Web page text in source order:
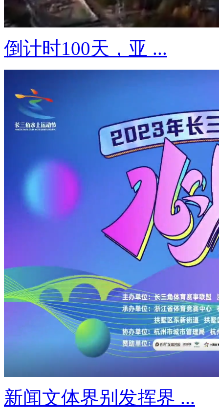
倒计时100天，亚 ...
新闻文体界别发挥界 ...